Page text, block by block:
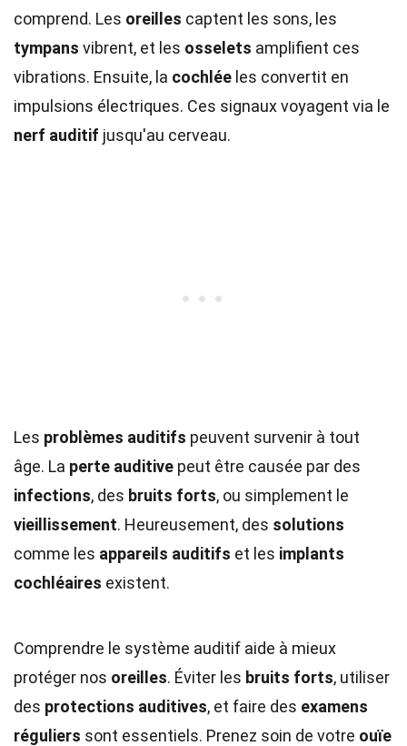
comprend. Les oreilles captent les sons, les
tympans vibrent, et les osselets amplifient ces
vibrations. Ensuite, la cochlée les convertit en
impulsions électriques. Ces signaux voyagent via le
nerf auditif jusqu'au cerveau.
Les problèmes auditifs peuvent survenir à tout
âge. La perte auditive peut être causée par des
infections, des bruits forts, ou simplement le
vieillissement. Heureusement, des solutions
comme les appareils auditifs et les implants
cochléaires existent.
Comprendre le système auditif aide à mieux
protéger nos oreilles. Éviter les bruits forts, utiliser
des protections auditives, et faire des examens
réguliers sont essentiels. Prenez soin de votre ouïe